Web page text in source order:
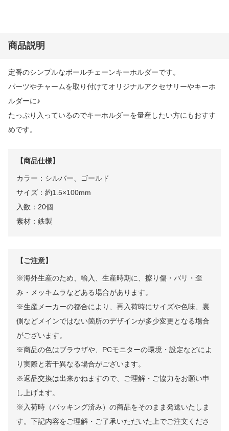
商品説明
定番のシンプルなボールチェーンキーホルダーです。
パーツやチャームを取り付けてオリジナルアクセサリーやキーホ
ルダーに♪
たっぷり入っているのでキーホルダーを量産したい方にもおすす
めです。
【商品仕様】
カラー：シルバー、ゴールド
サイズ：約1.5×100mm
入数：20個
素材：鉄製
【ご注意】
※海外生産のため、輸入、生産時期に、擦り傷・バリ・歪
み・メッキムラなどある場合があります。
※生産メーカーの都合により、再入荷時にサイズや色味、裏
側などメインではない箇所のデザインが多少変更となる場合
がございます。
※商品の色はブラウザや、PCモニターの環境・設定などによ
り実際と若干異なる場合がございます。
※返品交換は出来かねますので、ご理解・ご協力をお願い申
し上げます。
※入荷時（パッキング済み）の商品をそのまま発送いたしま
す。下記内容をご理解・ご了承いただいた上でご注文くださ